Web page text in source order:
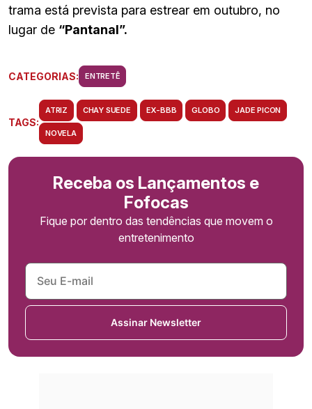
trama está prevista para estrear em outubro, no
lugar de “Pantanal”.
CATEGORIAS: ENTRETÊ
TAGS:
ATRIZ CHAY SUEDE EX-BBB GLOBO JADE PICON
NOVELA
Receba os Lançamentos e
Fofocas
Fique por dentro das tendências que movem o
entretenimento
Assinar Newsletter